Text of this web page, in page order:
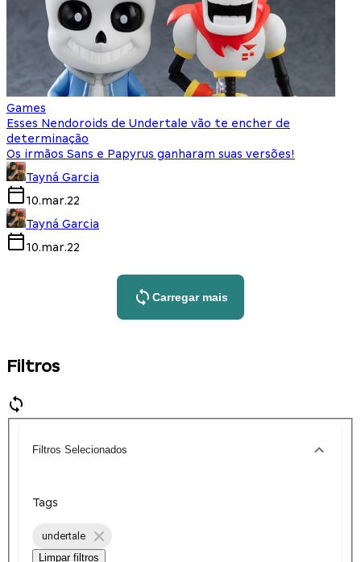
Games
Esses Nendoroids de Undertale vão te encher de
determinação
Os irmãos Sans e Papyrus ganharam suas versões!
Tayná Garcia
10.mar.22
Tayná Garcia
10.mar.22
Carregar mais
Filtros
Filtros Selecionados
Tags
undertale
Limpar filtros